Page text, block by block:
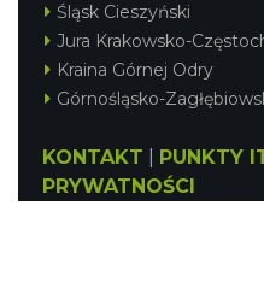
Śląsk Cieszyński
Jura Krakowsko-
Kraina Górnej Odry
Górnośląsko-
KONTAKT PUNKTY
PRYWATNOŚCI